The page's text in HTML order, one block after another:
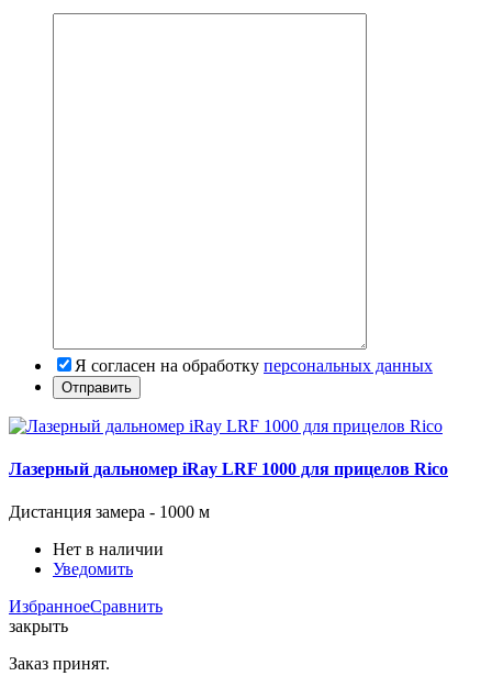
Я согласен на обработку персональных данных
Лазерный дальномер iRay LRF 1000 для прицелов Rico
Дистанция замера - 1000 м
Нет в наличии
Уведомить
ИзбранноеСравнить
закрыть
Заказ принят.